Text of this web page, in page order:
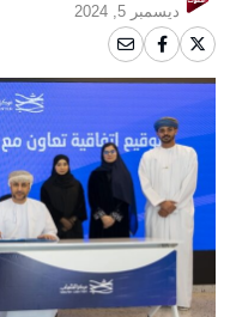
ديسمبر 5, 2024